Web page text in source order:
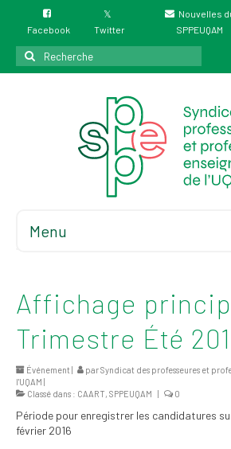
Facebook Twitter
Nouvelles
SPPEUQAM
Rechercher
:
Menu
Élections
2026
Affichage
Trimestre Été
Événement | parSyndicat des professeures et
l'UQAM |
Classé dans : CAART, SPPEUQAM | 0
Période pour enregistrer les candidatures
février 2016